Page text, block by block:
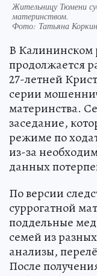
Жительницу Тюмени
материнством.
Фото: Татьяна
В Калининском
продолжается
27-летней
серии
материнства.
заседание,
режиме по
из-за
данных
По версии
суррогатной
поддельные
семей из
анализы,
После